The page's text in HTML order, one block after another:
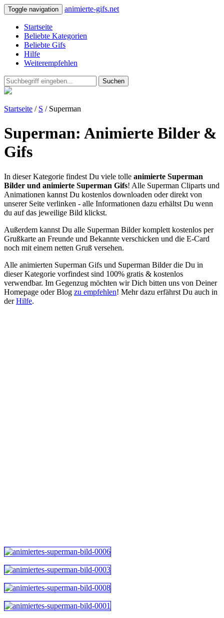
Toggle navigation animierte-gifs.net
Startseite
Beliebte Kategorien
Beliebte Gifs
Hilfe
Weiterempfehlen
Suchen
Startseite / S / Superman
Superman: Animierte Bilder &
Gifs
In dieser Kategorie findest Du viele tolle animierte Superman
Bilder und animierte Superman Gifs! Alle Superman Cliparts und
Animationen kannst Du kostenlos downloaden oder direkt von
unserer Seite verlinken - alle Informationen dazu erhältst Du wenn
du auf das jeweilige Bild klickst.
Außerdem kannst Du alle Superman Bilder komplett kostenlos per
Grußkarte an Freunde und Bekannte verschicken und die E-Card
noch mit einem netten Gruß versehen.
Alle animierten Superman Gifs und Superman Bilder die Du in
dieser Kategorie vorfindest sind 100% gratis & kostenlos
verwendbar. Im Gegenzug möchten wir Dich bitten uns von Deiner
Homepage oder Blog zu empfehlen! Mehr dazu erfährst Du auch in
derHilfe.